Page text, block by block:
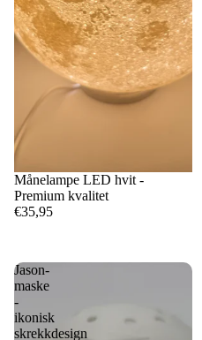
Månelampe LED hvit -
Premium kvalitet
€35,95
Jason-
maske
-
ikonisk
skrekkdesign